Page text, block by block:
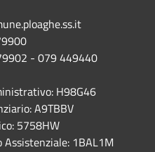
- 079 449440
H98G46
A9TBBV
5758HW
1BAL1M